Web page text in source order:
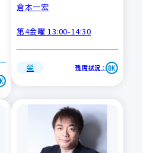
倉本一宏
第4金曜 13:00-14:30
栄 残席状況 ：